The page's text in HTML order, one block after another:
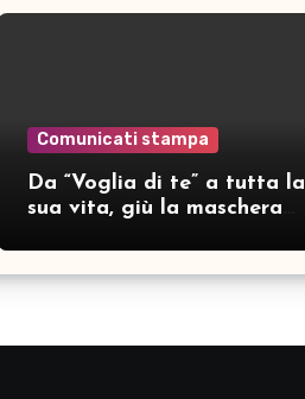
Comunicati stampa
Da “Voglia di te” a tutta la
sua vita, giù la maschera